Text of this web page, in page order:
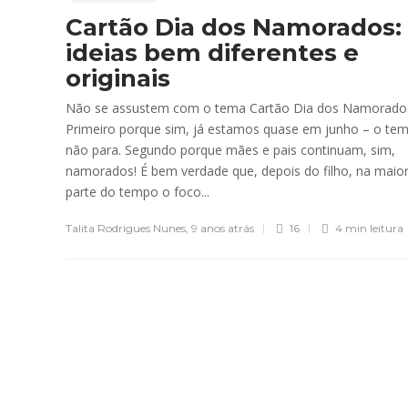
Cartão Dia dos Namorados:
ideias bem diferentes e
originais
Não se assustem com o tema Cartão Dia dos
Primeiro porque sim, já estamos quase em junho – o
não para. Segundo porque mães e pais continuam, sim,
namorados! É bem verdade que, depois do filho, na maior
parte do tempo o foco...
Talita Rodrigues Nunes 9 anos atrás 16 4 min leitura